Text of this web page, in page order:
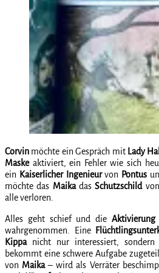
Corvin möchte ein Gespräch mit Lady
Maskeaktiviert, ein Fehler wie sich
ein Kaiserlicher Ingenieurvon Pontus
möchte das MaikadasSchutzschildvon
alle verloren.
Alles geht schief und die Aktivierung
wahrgenommen. Eine
Kippanicht nur interessiert, sondern
bekommt eine schwere Aufgabe
von Maika– wird als Verräter